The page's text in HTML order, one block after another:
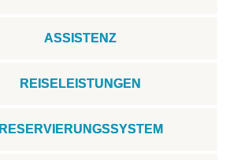
ASSISTENZ
REISELEISTUNGEN
RESERVIERUNGSSYSTEM